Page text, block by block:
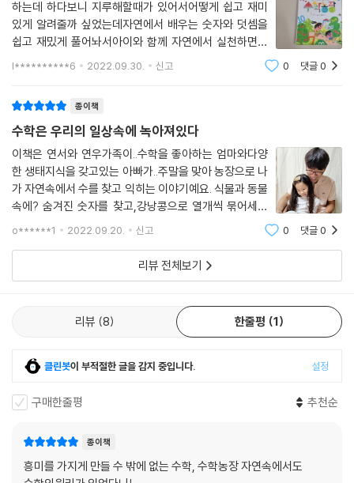
속에서 어떻게 숨을 쉬고, 팔을 어떤 타이밍에 뻗고, 발은 어느 방향으로 차
야 하는지 등을 배운 뒤에 동작을 반복적으로 연습해야 하죠. 이러한 기본
동작이 몸에 배어야 자유형을 배울 수 있고, 그다음 배영, 평영, 접영까지
게 아니라 몸으로도 익혀야 하죠. 질문을 던지면 조건반사적으로 답할 수
있을 만큼 말이에요. 한 자릿수 덧셈을 제대로 익혀야 두 자릿수와 한 자릿
수의 덧셈을 잘할 수 있고, 곱셈도 수월하게 배울 수 있습니다. 이 책에 실
린 연산 주사위와 덧셈 마방진을 활용해 매일같이 수 연산을 연습해 보세
요. 어느새 이야기 속 연서와 연우처럼 받아 올림이 있는 덧셈도 거뜬히 해
내며 수학에 재미를 느끼는 자신을 발견할 수 있을 거예요.
3. 덧셈과 뺄셈
1학년 2학기 [수학]
2. 덧셈과 뺄셈(1)
6. 덧셈과 뺄셈(3)
2학년 1학기 [수학]
3. 덧셈과 뺄셈
하는데 하다보니 지루해할때가 있어서어떻게 쉽고 재미
있게 알려줄까 싶었는데자연에서 배우는 숫자와 덧셈을
쉽고 재밌게 풀어놔서아이와 함께 자연에서 실천하면서
숫자세보는데아이 또한 너무 재밌다고 하네요^^숫자셀
l**********6 2022.09.30. 신고 0 댓글0
종이책
수학은 우리의 일상속에 녹아져있다
이책은 연서와 연우가족이..수학을 좋아하는 엄마와다양
한 생태지식을 갖고있는 아빠가..주말을 맞아 농장으로 나
가 자연속에서 수를 찾고 익히는 이야기예요. 식물과 동물
속에? 숨겨진 숫자를 찾고,강낭콩으로 열개씩 묶어세기
도 하고,달걀로 덧셈의 법칙을 배우죠. 글밥이 많아보이지
비교적 간단한 덧셈과 뺄셈의 내용이라예비
o******1 2022.09.20. 신고 0 댓글0
리뷰 전체보기
리뷰 8 한줄평 1
클린봇이 부적절한 글을 감지 중입니다. 설정
구매한줄평 추천순
종이책
흥미를 가지게 만들 수 밖에 없는 수학, 수학농장 자연속에서도